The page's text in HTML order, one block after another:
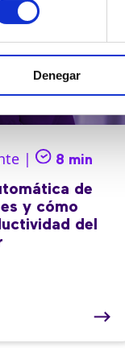
Denegar
| 8 min
de
es y cómo
del